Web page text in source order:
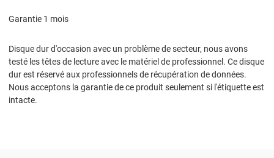
Garantie 1 mois
Disque dur d'occasion avec un problème de secteur, nous avons
testé les têtes de lecture avec le matériel de professionnel. Ce disque
dur est réservé aux professionnels de récupération de données.
Nous acceptons la garantie de ce produit seulement si l'étiquette est
intacte.